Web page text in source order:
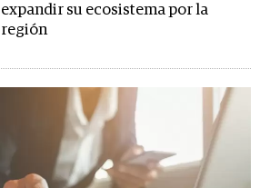
expandir su ecosistema por la
región